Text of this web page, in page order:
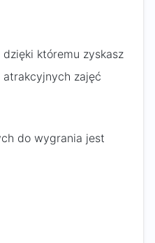
któremu zyskasz
zajęć
do wygrania jest